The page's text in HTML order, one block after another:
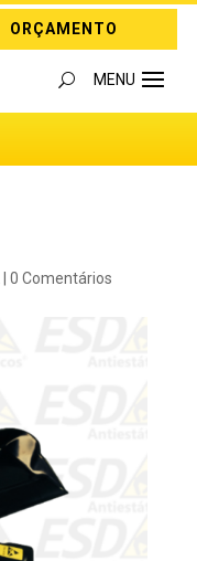
ORÇAMENTO
| 0 Comentários